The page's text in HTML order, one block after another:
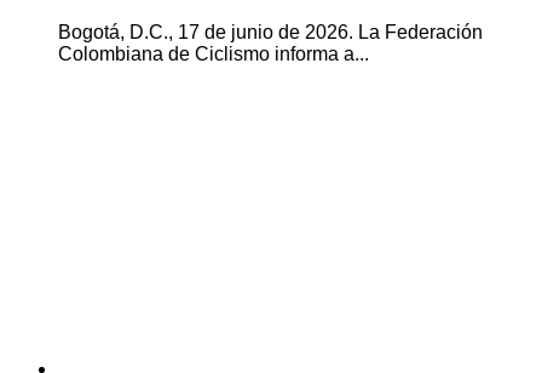
Bogotá, D.C., 17 de junio de 2026. La Federación
Colombiana de Ciclismo informa a...